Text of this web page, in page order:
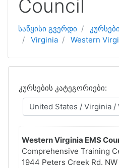
Council
საწყისი გვერდი კურსები
Virginia
Western
კურსების კატეგორიები:
Western Virginia EMS
Comprehensive Training
1944 Peters Creek Rd. NW